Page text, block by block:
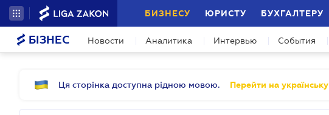
БИЗНЕСУ ЮРИСТУ БУХГАЛТЕРУ
БІЗНЕС Новости Аналитика Интервью События
Ця сторінка доступна рідною мовою. Перейти на українську